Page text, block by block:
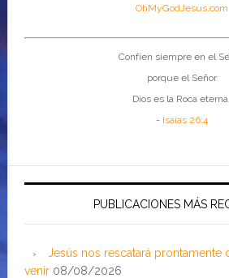
OhMyGodJesus.com
Confíen siempre en el
porque el Señor
Dios es la Roca eterna.
- Isaías 26:4
PUBLICACIONES MÁS
Jesús nos rescatará prontamente
venir 08/08/2026